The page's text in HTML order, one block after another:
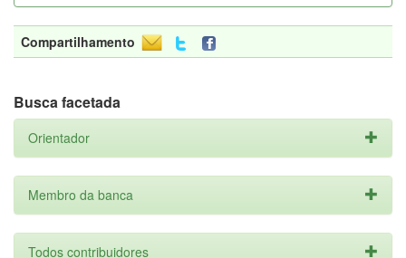
Compartilhamento
Busca facetada
Orientador
Membro da banca
Todos contribuidores